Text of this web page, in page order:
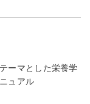
ーマとした栄養学
ュアル